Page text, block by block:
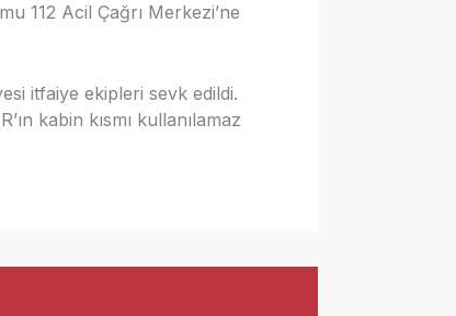
112 Acil Çağrı Merkezi’ne
itfaiye ekipleri sevk edildi.
kabin kısmı kullanılamaz